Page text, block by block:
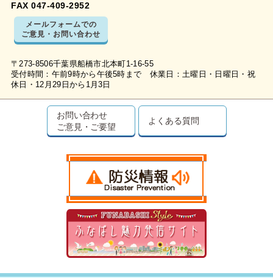
FAX 047-409-2952
メールフォームでの
ご意見・お問い合わせ
〒273-8506千葉県船橋市北本町1-16-55
受付時間：午前9時から午後5時まで 休業日：土曜日・日曜日・祝
休日・12月29日から1月3日
お問い合わせ
ご意見・ご要望
よくある質問